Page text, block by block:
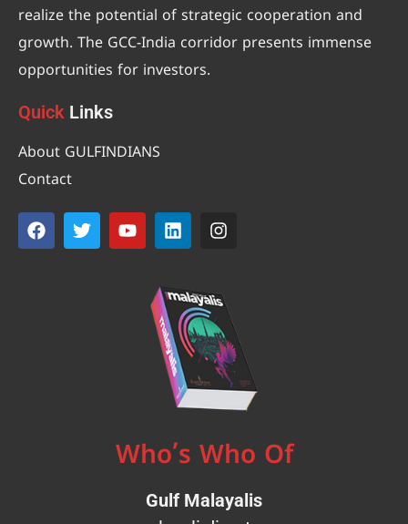
realize the potential of strategic cooperation and
growth. The GCC-India corridor presents immense
opportunities for investors.
Quick Links
About GULFINDIANS
Contact
Who’s Who Of
Gulf Malayalis